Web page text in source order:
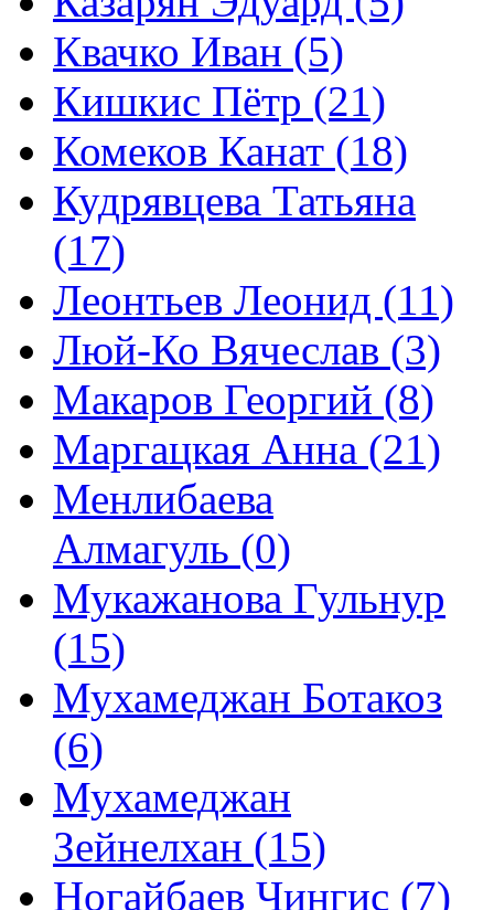
Квачко Иван (5)
Кишкис Пётр (21)
Комеков Канат (18)
Кудрявцева Татьяна
(17)
Леонтьев Леонид (11)
Люй-Ко Вячеслав (3)
Макаров Георгий (8)
Маргацкая Анна (21)
Менлибаева
Алмагуль (0)
Мукажанова Гульнур
(15)
Мухамеджан Ботакоз
(6)
Мухамеджан
Зейнелхан (15)
Ногайбаев Чингис (7)